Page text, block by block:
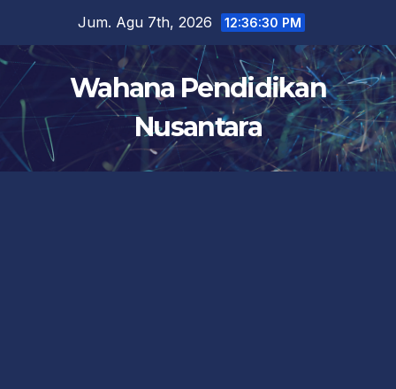
content
Jum. Agu 7th, 2026 12:36:31 PM
Wahana Pendidikan
Nusantara